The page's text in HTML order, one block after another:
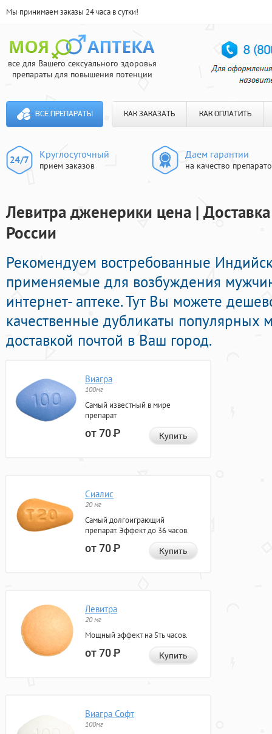
Мы принимаем заказы 24 часа в сутки!
все для Вашего сексуального здоровья
препараты для повышения потенции
ВСЕ ПРЕПАРАТЫ КАК ЗАКАЗАТЬ КАК ОПЛАТИТЬ
Круглосуточный
прием заказов
Даем гарантии
на качество
Левитра дженерики цена |
России
Рекомендуем востребованные
применяемые для возбуждения
интернет- аптеке. Тут Вы можете
качественные дубликаты популярных
доставкой почтой в Ваш город.
Виагра
100мг
Самый известный в мире
препарат
от 70Р Купить
Сиалис
20 мг
Самый долгоиграющий
препарат. Эффект до 36 часов.
от 70Р Купить
Левитра
20 мг
Мощный эффект на 5ть часов.
от 70Р Купить
Виагра Софт
100мг